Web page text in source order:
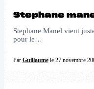
Stephane
Stephane Manel vient
pour le…
Par Guillaumele 27 novembre